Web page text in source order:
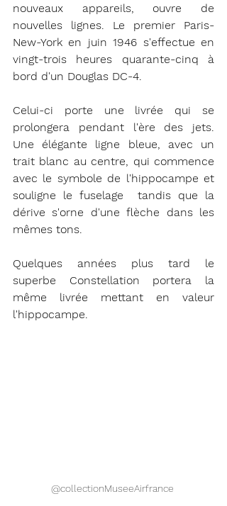
nouveaux appareils, ouvre de
nouvelles lignes. Le premier Paris-
New-York en juin 1946 s'effectue en
vingt-trois heures quarante-cinq à
bord d'un Douglas DC-4.
Celui-ci porte une livrée qui se
prolongera pendant l'ère des jets.
Une élégante ligne bleue, avec un
trait blanc au centre, qui commence
avec le symbole de l'hippocampe et
souligne le fuselage  tandis que la
dérive s'orne d'une flèche dans les
mêmes tons.
Quelques années plus tard le
superbe Constellation portera la
même livrée mettant en valeur
l'hippocampe.
@collectionMuseeAirfrance